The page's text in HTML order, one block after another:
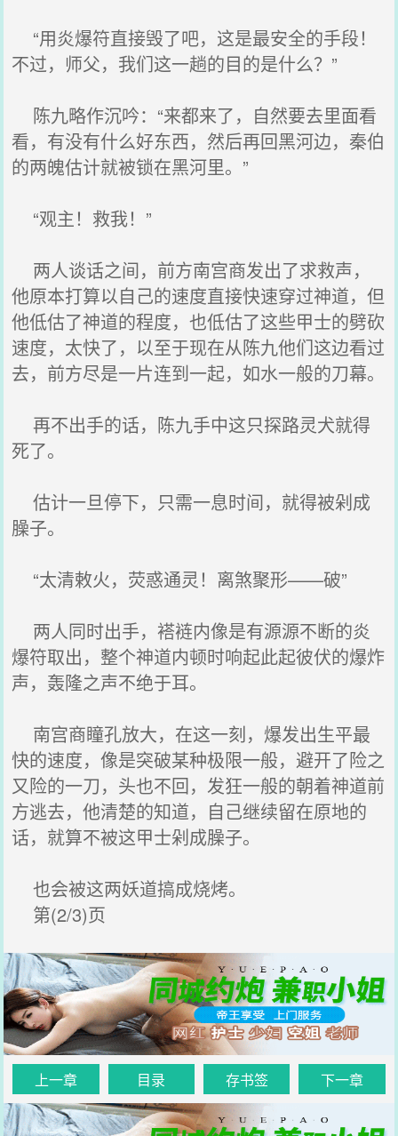
“用炎爆符直接毁了吧，这是最安全的手段！
不过，师父，我们这一趟的目的是什么？”
陈九略作沉吟：“来都来了，自然要去里面看
看，有没有什么好东西，然后再回黑河边，秦伯
的两魄估计就被锁在黑河里。”
“观主！救我！”
两人谈话之间，前方南宫商发出了求救声，
他原本打算以自己的速度直接快速穿过神道，但
他低估了神道的程度，也低估了这些甲士的劈砍
速度，太快了，以至于现在从陈九他们这边看过
去，前方尽是一片连到一起，如水一般的刀幕。
再不出手的话，陈九手中这只探路灵犬就得
死了。
估计一旦停下，只需一息时间，就得被剁成
臊子。
“太清敕火，荧惑通灵！离煞聚形——破”
两人同时出手，褡裢内像是有源源不断的炎
爆符取出，整个神道内顿时响起此起彼伏的爆炸
声，轰隆之声不绝于耳。
南宫商瞳孔放大，在这一刻，爆发出生平最
快的速度，像是突破某种极限一般，避开了险之
又险的一刀，头也不回，发狂一般的朝着神道前
方逃去，他清楚的知道，自己继续留在原地的
话，就算不被这甲士剁成臊子。
也会被这两妖道搞成烧烤。
第(2/3)页
上一章 目录 存书签 下一章